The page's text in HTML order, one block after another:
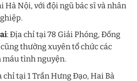
Hà Nội, với đội ngũ bác sĩ và nhân
: Địa chỉ tại 78 Giải Phóng, Đống
thường xuyên tổ chức các
tình nguyện.
chỉ tại 1 Trần Hưng Đạo, Hai Bà